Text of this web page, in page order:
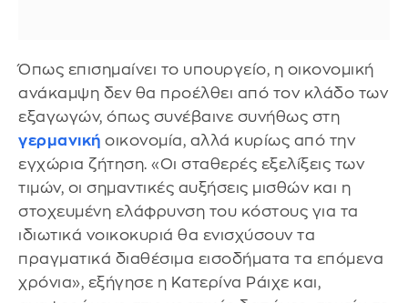
Όπως επισημαίνει το υπουργείο, η οικονομική
ανάκαμψη δεν θα προέλθει από τον κλάδο των
εξαγωγών, όπως συνέβαινε συνήθως στη
γερμανική οικονομία, αλλά κυρίως από την
εγχώρια ζήτηση. «Οι σταθερές εξελίξεις των
τιμών, οι σημαντικές αυξήσεις μισθών και η
στοχευμένη ελάφρυνση του κόστους για τα
ιδιωτικά νοικοκυριά θα ενισχύσουν τα
πραγματικά διαθέσιμα εισοδήματα τα επόμενα
χρόνια», εξήγησε η Κατερίνα Ράιχε και,